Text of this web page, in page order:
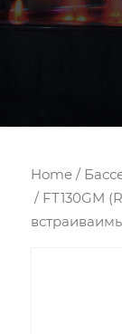
Home /
/ FT130GM